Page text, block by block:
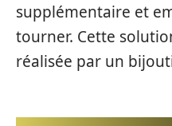
supplémentaire et
tourner. Cette
réalisée par un